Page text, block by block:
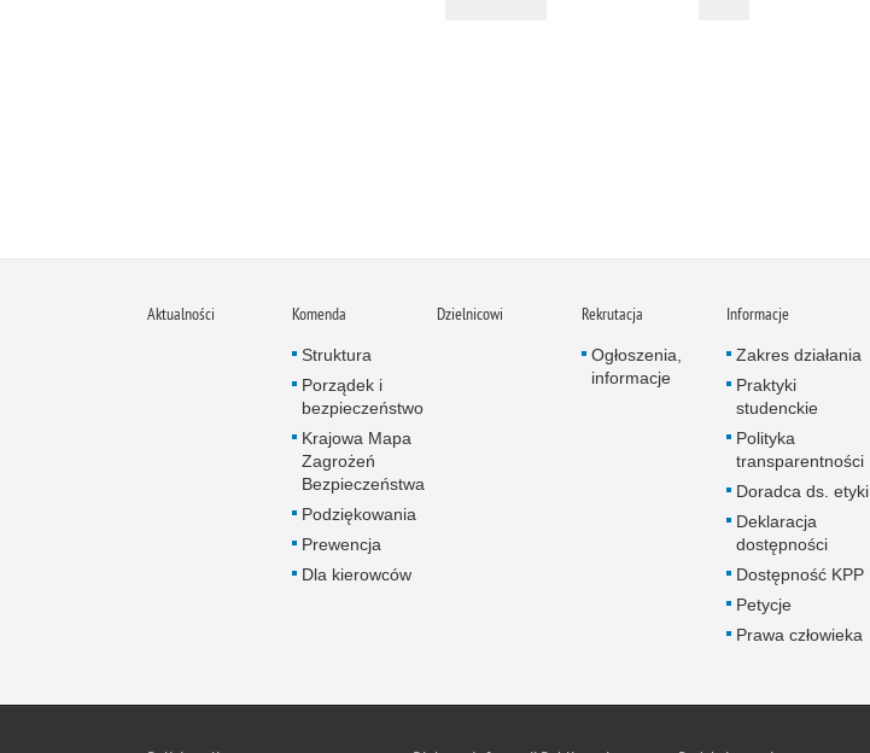
Aktualności Komenda
Struktura
Porządek i
bezpieczeństwo
Krajowa Mapa
Zagrożeń
Bezpieczeństwa
Podziękowania
Prewencja
Dla kierowców
Dzielnicowi Rekrutacja
Ogłoszenia,
informacje
Informacje
Zakres działania
Praktyki
studenckie
Polityka
transparentności
Doradca ds. etyki
Deklaracja
dostępności
Dostępność KPP
Petycje
Prawa człowieka